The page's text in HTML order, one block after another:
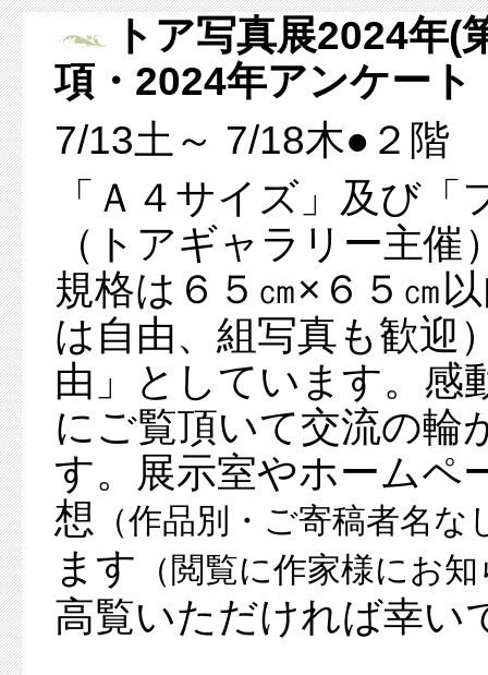
トア写真展2024年
項・2024年アンケー
7/13土～ 7/18木●２階
「Ａ４サイズ」及び
（トアギャラリー主
規格は６５㎝×６５㎝
は自由、組写真も歓迎
由」としています。感
にご覧頂いて交流の輪
す。展示室やホームペ
想 （作品別・ご寄稿者名な
ます （閲覧に作家様にお
高覧いただければ幸い